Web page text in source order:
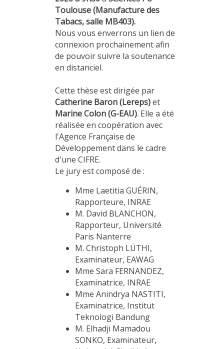
Toulouse (Manufacture des
Tabacs, salle MB403).
Nous vous enverrons un lien de
connexion prochainement afin
de pouvoir suivre la soutenance
en distanciel.
Cette thèse est dirigée par
Catherine Baron (Lereps)et
Marine Colon (G-EAU). Elle a été
réalisée en coopération avec
l'Agence Française de
Développement dans le cadre
d'une CIFRE.
Le jury est composé de :
Mme Laetitia GUÉRIN,
Rapporteure, INRAE
M. David BLANCHON,
Rapporteur, Université
Paris Nanterre
M. Christoph LÜTHI,
Examinateur, EAWAG
Mme Sara FERNANDEZ,
Examinatrice, INRAE
Mme Anindrya NASTITI,
Examinatrice, Institut
Teknologi Bandung
M. Elhadji Mamadou
SONKO, Examinateur,